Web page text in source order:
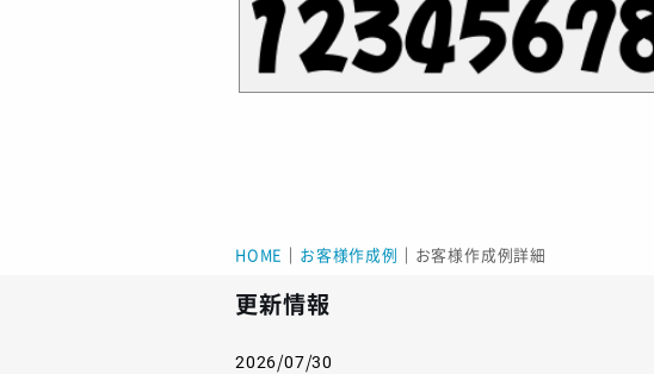
HOME お客様作成例 お客様作成例詳細
更新情報
2026/07/30